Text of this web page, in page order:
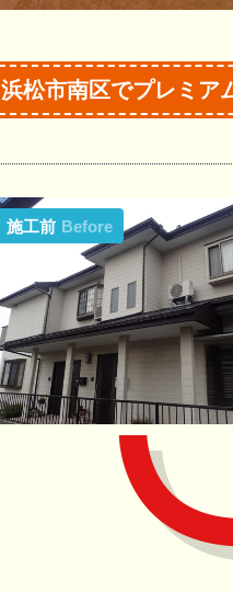
浜松市南区でプレミア
施工前 Before